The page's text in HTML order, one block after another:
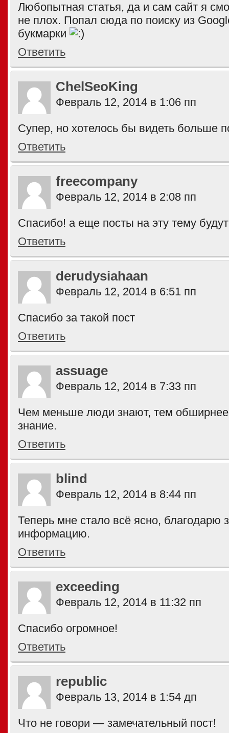
Любопытная статья, да и сам сайт я
не плох. Попал сюда по поиску из
букмарки
Ответить
ChelSeoKing
Февраль 12, 2014 в 1:06 пп
Супер, но хотелось бы видеть больше
Ответить
freecompany
Февраль 12, 2014 в 2:08 пп
Спасибо! а еще посты на эту тему
Ответить
derudysiahaan
Февраль 12, 2014 в 6:51 пп
Спасибо за такой пост
Ответить
assuage
Февраль 12, 2014 в 7:33 пп
Чем меньше люди знают, тем обширнее
знание.
Ответить
blind
Февраль 12, 2014 в 8:44 пп
Теперь мне стало всё ясно, благодарю
информацию.
Ответить
exceeding
Февраль 12, 2014 в 11:32 пп
Спасибо огромное!
Ответить
republic
Февраль 13, 2014 в 1:54 дп
Что не говори — замечательный пост!